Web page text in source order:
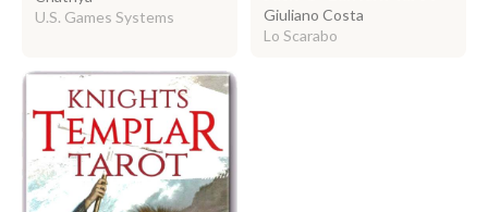
U.S. Games Systems
Giuliano Costa
Lo Scarabo